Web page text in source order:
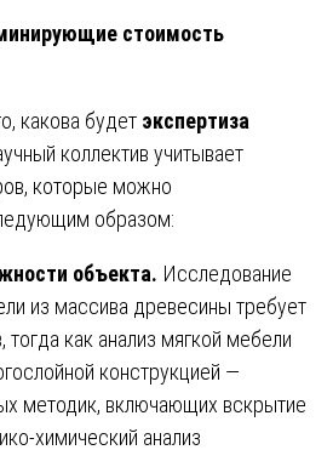
стоимость
какова будет экспертиза
коллектив учитывает
которые можно
образом:
объекта. Исследование
из массива древесины требует
тогда как анализ мягкой мебели
конструкцией —
методик, включающих вскрытие
химический анализ